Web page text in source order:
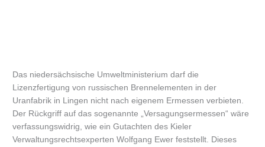
Das niedersächsische Umweltministerium darf die
Lizenzfertigung von russischen Brennelementen in der
Uranfabrik in Lingen nicht nach eigenem Ermessen verbieten.
Der Rückgriff auf das sogenannte „Versagungsermessen“ wäre
verfassungswidrig, wie ein Gutachten des Kieler
Verwaltungsrechtsexperten Wolfgang Ewer feststellt. Dieses